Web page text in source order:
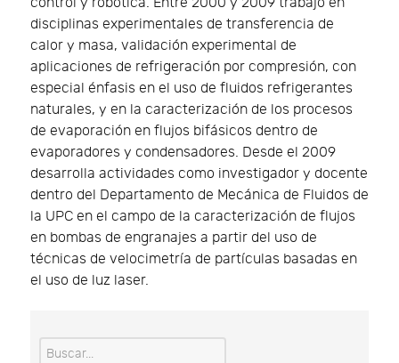
control y robótica. Entre 2000 y 2009 trabajó en
disciplinas experimentales de transferencia de
calor y masa, validación experimental de
aplicaciones de refrigeración por compresión, con
especial énfasis en el uso de fluidos refrigerantes
naturales, y en la caracterización de los procesos
de evaporación en flujos bifásicos dentro de
evaporadores y condensadores. Desde el 2009
desarrolla actividades como investigador y docente
dentro del Departamento de Mecánica de Fluidos de
la UPC en el campo de la caracterización de flujos
en bombas de engranajes a partir del uso de
técnicas de velocimetría de partículas basadas en
el uso de luz laser.